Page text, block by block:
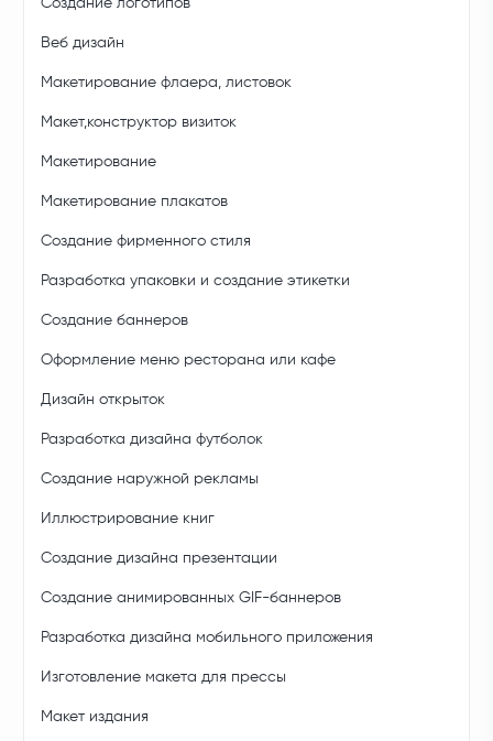
Создание логотипов
Веб дизайн
Макетирование флаера, листовок
Макет,конструктор визиток
Макетирование
Макетирование плакатов
Создание фирменного стиля
Разработка упаковки и создание этикетки
Создание баннеров
Оформление меню ресторана или кафе
Дизайн открыток
Разработка дизайна футболок
Создание наружной рекламы
Иллюстрирование книг
Создание дизайна презентации
Создание анимированных GIF-баннеров
Разработка дизайна мобильного приложения
Изготовление макета для прессы
Макет издания